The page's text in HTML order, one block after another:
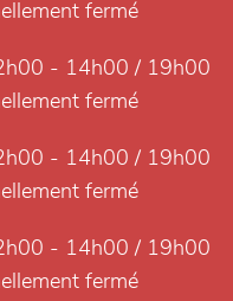
fermé
- 14h00 / 19h00
fermé
- 14h00 / 19h00
fermé
- 14h00 / 19h00
fermé